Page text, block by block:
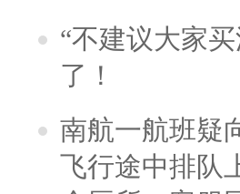
“不建议大家
了！
南航一航班疑
飞行途中排队